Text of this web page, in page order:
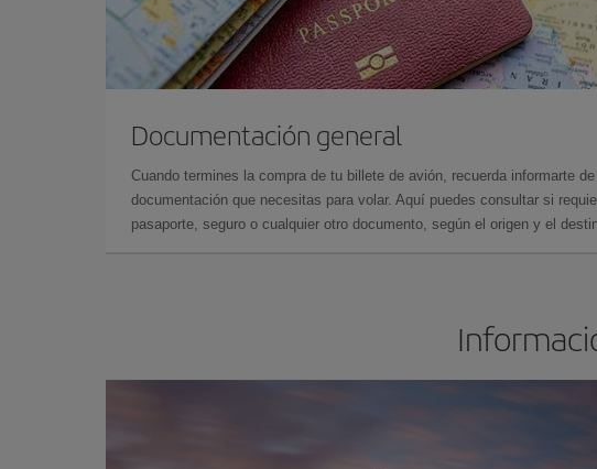
Documentación general
Cuando termines la compra de tu billete de avión, recuerda informarte
documentación que necesitas para volar. Aquí puedes consultar si
pasaporte, seguro o cualquier otro documento, según el origen y el